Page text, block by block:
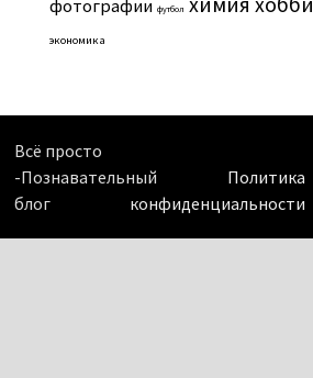
фотографии футбол
экономика
Всё просто
-Познавательный
блог
Политика
конфиденциальности